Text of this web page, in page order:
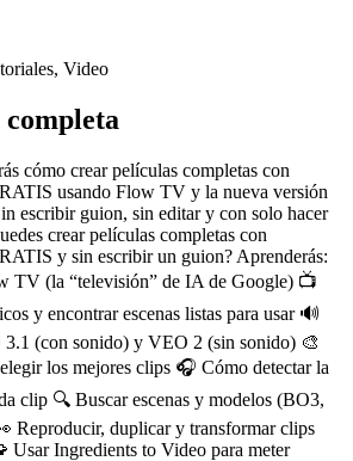
Video
cómo crear películas completas con
usando Flow TV y la nueva versión
escribir guion, sin editar y con solo hacer
crear películas completas con
y sin escribir un guion? Aprenderás:
TV (la “televisión” de IA de Google) 📺
y encontrar escenas listas para usar 🔊
(con sonido) y VEO 2 (sin sonido) 🎨
los mejores clips 🎧 Cómo detectar la
clip 🔍 Buscar escenas y modelos (BO3,
Reproducir, duplicar y transformar clips
Usar Ingredients to Video para meter